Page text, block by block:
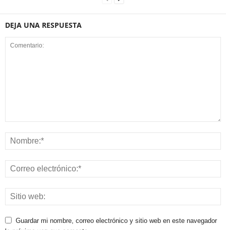
DEJA UNA RESPUESTA
Guardar mi nombre, correo electrónico y sitio web en este navegador